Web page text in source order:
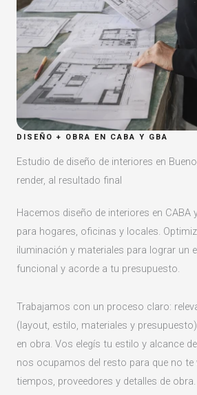
DISEÑO + OBRA EN CABA Y GBA
Estudio de diseño de interiores en
render, al resultado final
Hacemos diseño de interiores en CABA
para hogares, oficinas y locales.
iluminación y materiales para lograr un
funcional y acorde a tu presupuesto.
Trabajamos con un proceso claro:
(layout, estilo, materiales y
en obra. Vos elegís tu estilo y alcance
nos ocupamos del resto para que no
tiempos, proveedores y detalles de obra.